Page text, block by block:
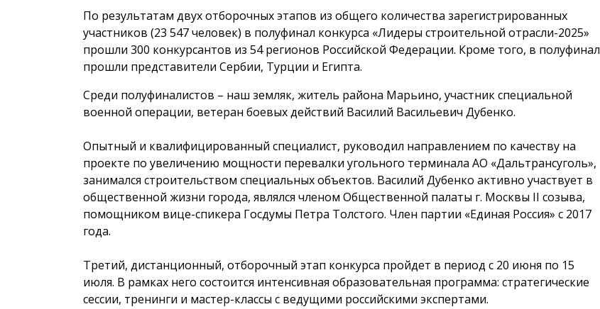
По результатам двух отборочных этапов из общего количества зарегистрированных
участников (23 547 человек) в полуфинал конкурса «Лидеры строительной отрасли-2025»
прошли 300 конкурсантов из 54 регионов Российской Федерации. Кроме того, в полуфинал
прошли представители Сербии, Турции и Египта.
Среди полуфиналистов – наш земляк, житель района Марьино, участник специальной
военной операции, ветеран боевых действий Василий Васильевич Дубенко.
Опытный и квалифицированный специалист, руководил направлением по качеству на
проекте по увеличению мощности перевалки угольного терминала АО «Дальтрансуголь»,
занимался строительством специальных объектов. Василий Дубенко активно участвует в
общественной жизни города, являлся членом Общественной палаты г. Москвы II созыва,
помощником вице-спикера Госдумы Петра Толстого. Член партии «Единая Россия» с 2017
года.
Третий, дистанционный, отборочный этап конкурса пройдет в период с 20 июня по 15
июля. В рамках него состоится интенсивная образовательная программа: стратегические
сессии, тренинги и мастер-классы с ведущими российскими экспертами.